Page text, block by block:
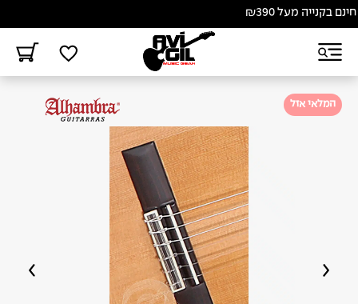
מעל ₪390
המלאי אזל